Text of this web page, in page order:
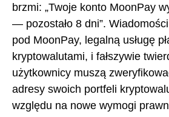
brzmi: „Twoje konto MoonPay
— pozostało 8 dni”.
pod MoonPay, legalną usługę
kryptowalutami, i fałszywie
użytkownicy muszą
adresy swoich portfeli
względu na nowe wymogi